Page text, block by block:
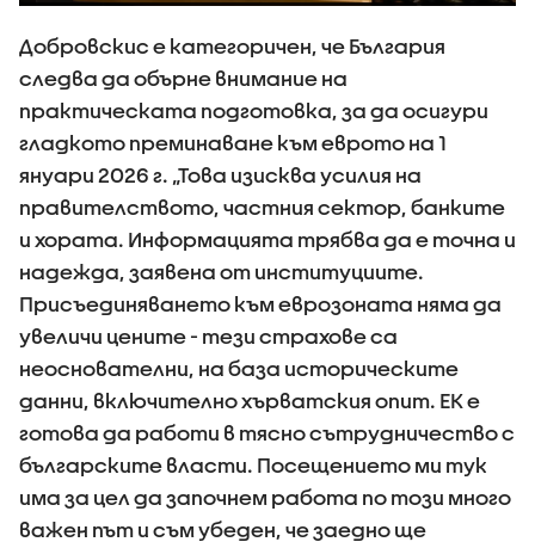
Добровскис е категоричен, че България
следва да обърне внимание на
практическата подготовка, за да осигури
гладкото преминаване към еврото на 1
януари 2026 г. „Това изисква усилия на
правителството, частния сектор, банките
и хората. Информацията трябва да е точна и
надежда, заявена от институциите.
Присъединяването към еврозоната няма да
увеличи цените - тези страхове са
неоснователни, на база историческите
данни, включително хърватския опит. ЕК е
готова да работи в тясно сътрудничество с
българските власти. Посещението ми тук
има за цел да започнем работа по този много
важен път и съм убеден, че заедно ще